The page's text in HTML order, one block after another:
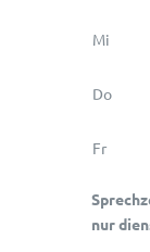
Mi
Do
Fr
nur